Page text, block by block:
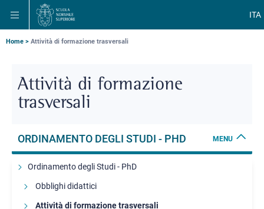
alla
navigazione
principale
contenuto
principale
alla
ricerca
principale
ITA
Briciole
pane
Home Attività di formazione trasversali
Attività di formazione
trasversali
ORDINAMENTO DEGLI STUDI - PHD MENU
Ordinamento degli Studi - PhD
Obblighi didattici
Attività di formazione trasversali